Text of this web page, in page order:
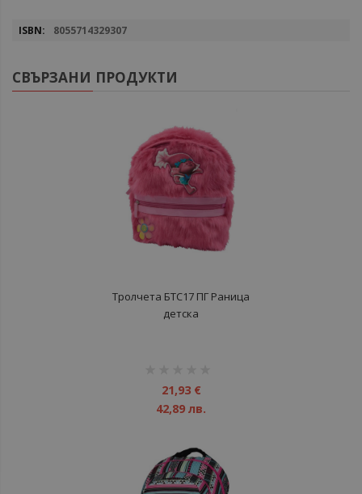
Повече
8055714329307
СВЪРЗАНИ ПРОДУКТИ
Тролчета БТС17 ПГ Раница
детска
21,93 €
42,89 лв.